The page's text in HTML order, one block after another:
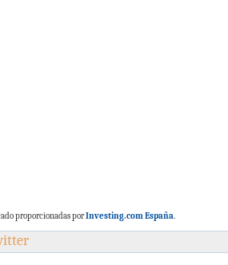
proporcionadas porInvesting.com España.